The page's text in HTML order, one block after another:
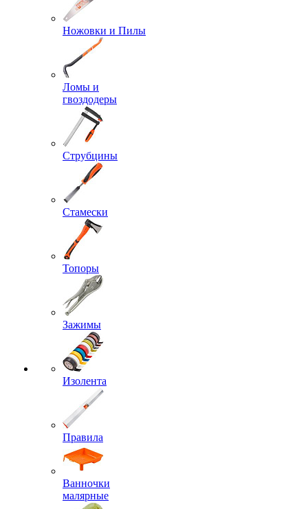
Ножовки и Пилы
Ломы и
гвоздодеры
Струбцины
Стамески
Топоры
Зажимы
Изолента
Правила
Ванночки
малярные